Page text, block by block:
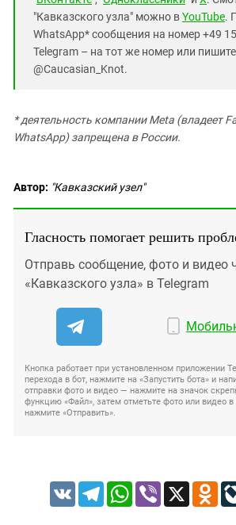
"Кавказского узла" можно вYouTube.
WhatsApp* сообщения на номер +49
Telegram – на тот же номер или
@Caucasian_Knot.
* деятельность компании Meta (владеет
WhatsApp) запрещена в России.
Автор: "Кавказский узел"
Гласность помогает решить
Отправь сообщение, фото и видео
«Кавказского узла» в Telegram
Кнопка работает при установленном приложении
перехода в бот, нажмите на «Запустить бота» и
отправки фото и видео — нажмите на значок
функцию «Файл», затем отметьте фото или видео в
нажмите «Отправить».
VK TelegramWhatsApp
Viber X